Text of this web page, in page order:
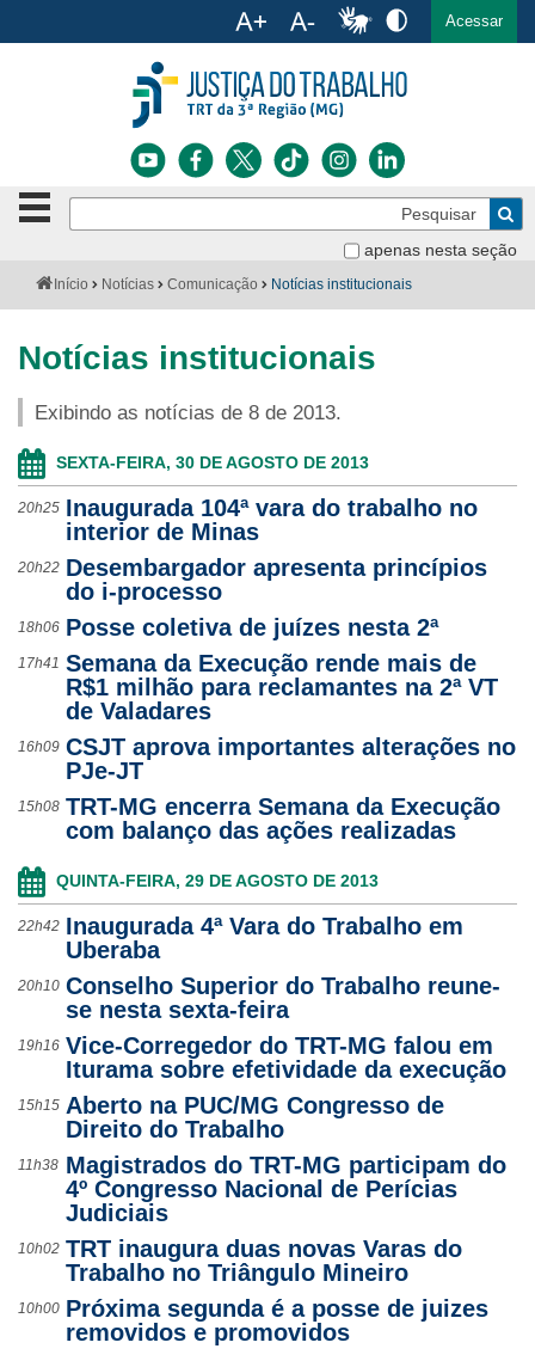
Ir para o menu Ir para a busca Ir para o rodapé
Acessar
apenas nesta seção
Botão
de
clique
ou
Notícias
Serviços
Jurisprudência
Transparência
Legislação
Ouvidoria
Contato
VocêInício Notícias Comunicação Notícias institucionais
Notícias institucionais
Exibindo as notícias de 8 de 2013.
SEXTA-FEIRA, 30 DE AGOSTO DE 2013
20h25 Inaugurada 104ª vara do trabalho no
interior de Minas
20h22 Desembargador apresenta princípios
do i-processo
18h06 Posse coletiva de juízes nesta 2ª
17h41 Semana da Execução rende mais de
R$1 milhão para reclamantes na 2ª VT
de Valadares
16h09 CSJT aprova importantes alterações no
PJe-JT
15h08 TRT-MG encerra Semana da Execução
com balanço das ações realizadas
QUINTA-FEIRA, 29 DE AGOSTO DE 2013
22h42 Inaugurada 4ª Vara do Trabalho em
Uberaba
20h10 Conselho Superior do Trabalho reune-
se nesta sexta-feira
19h16 Vice-Corregedor do TRT-MG falou em
Iturama sobre efetividade da execução
15h15 Aberto na PUC/MG Congresso de
Direito do Trabalho
11h38 Magistrados do TRT-MG participam do
4º Congresso Nacional de Perícias
Judiciais
10h02 TRT inaugura duas novas Varas do
Trabalho no Triângulo Mineiro
10h00 Próxima segunda é a posse de juizes
removidos e promovidos